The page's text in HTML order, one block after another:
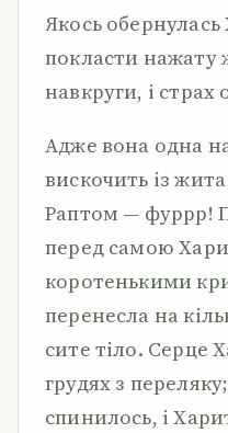
Якось
покласти нажату
навкруги, і страх
Адже вона одна
вискочить із
Раптом — фуррр!
перед самою
коротенькими
перенесла на
сите тіло. Серце
грудях з
спинилось, і